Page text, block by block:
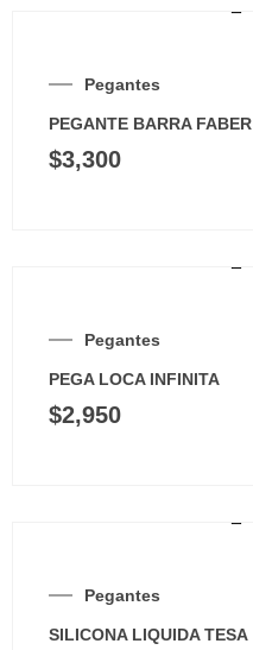
Pegantes
PEGANTE BARRA FABER
$3,300
Pegantes
PEGA LOCA INFINITA
$2,950
Pegantes
SILICONA LIQUIDA TESA